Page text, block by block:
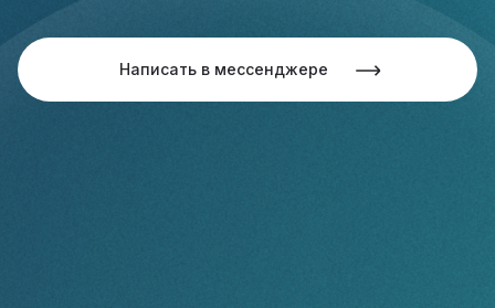
Написать в мессенджере